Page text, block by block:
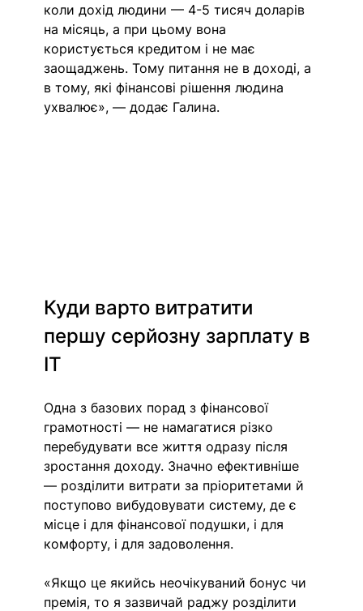
коли дохід людини — 4-5 тисяч доларів
на місяць, а при цьому вона
користується кредитом і не має
заощаджень. Тому питання не в доході, а
в тому, які фінансові рішення людина
ухвалює», — додає Галина.
Куди варто витратити
першу серйозну зарплату в
IT
Одна з базових порад з фінансової
грамотності — не намагатися різко
перебудувати все життя одразу після
зростання доходу. Значно ефективніше
— розділити витрати за пріоритетами й
поступово вибудовувати систему, де є
місце і для фінансової подушки, і для
комфорту, і для задоволення.
«Якщо це якийсь неочікуваний бонус чи
премія, то я зазвичай раджу розділити